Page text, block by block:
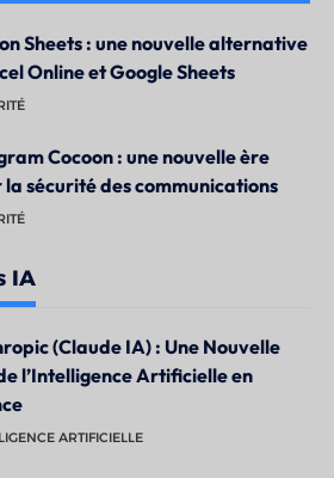
Sheets : une nouvelle alternative
Online et Google Sheets
Cocoon : une nouvelle ère
la sécurité des communications
IA
(Claude IA) : Une Nouvelle
l’Intelligence Artificielle en
ARTIFICIELLE